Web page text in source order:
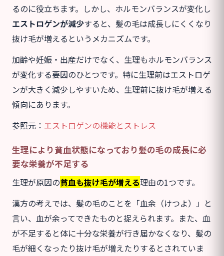
るのに役立ちます。しかし、ホルモンバランスが変化し
エストロゲンが減少すると、髪の毛は成長しにくくなり
抜け毛が増えるというメカニズムです。
加齢や妊娠・出産だけでなく、生理もホルモンバランス
が変化する要因のひとつです。特に生理前はエストロゲ
ンが大きく減少しやすいため、生理前に抜け毛が増える
傾向にあります。
参照元： エストロゲンの機能とストレス
生理により貧血状態になっており髪の毛の成長に必
要な栄養が不足する
生理が原因の貧血も抜け毛が増える理由の1つです。
漢方の考えでは、髪の毛のことを「血余（けつよ）」と
言い、血が余ってできたものと捉えられます。また、血
が不足すると体に十分な栄養が行き届かなくなり、髪の
毛が細くなったり抜け毛が増えたりするとされていま